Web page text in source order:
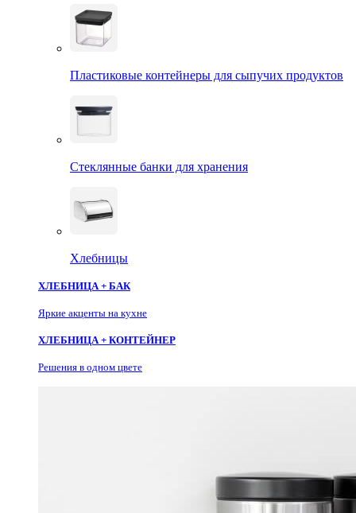
Пластиковые контейнеры для сыпучих продуктов
Стеклянные банки для хранения
Хлебницы
ХЛЕБНИЦА + БАК
Яркие акценты на кухне
ХЛЕБНИЦА + КОНТЕЙНЕР
Решения в одном цвете